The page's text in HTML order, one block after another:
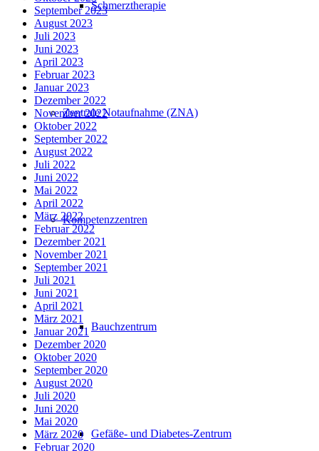
Schmerztherapie
Zentrale Notaufnahme (ZNA)
Kompetenzzentren
Bauchzentrum
Gefäße- und Diabetes-Zentrum
September 2023
August 2023
Juli 2023
Juni 2023
April 2023
Februar 2023
Januar 2023
Dezember 2022
November 2022
Oktober 2022
September 2022
August 2022
Juli 2022
Juni 2022
Mai 2022
April 2022
März 2022
Februar 2022
Dezember 2021
November 2021
September 2021
Juli 2021
Juni 2021
April 2021
März 2021
Januar 2021
Dezember 2020
Oktober 2020
September 2020
August 2020
Juli 2020
Juni 2020
Mai 2020
März 2020
Februar 2020